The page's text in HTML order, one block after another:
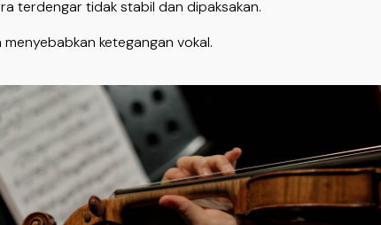
terdengar tidak stabil dan dipaksakan.
menyebabkan ketegangan vokal.